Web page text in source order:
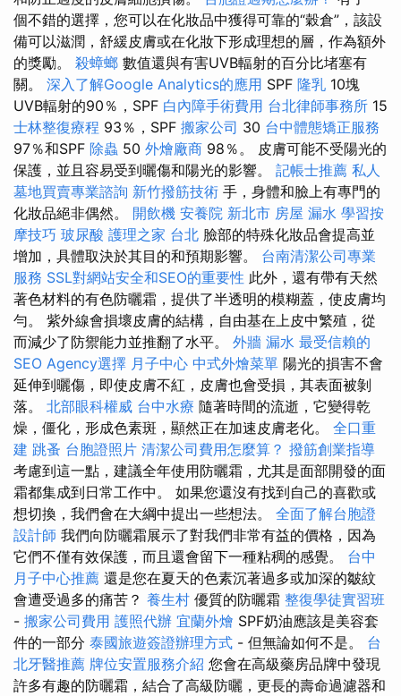
個不錯的選擇，您可以在化妝品中獲得可靠的“穀倉”，該設
備可以滋潤，舒緩皮膚或在化妝下形成理想的層，作為額外
的獎勵。 殺蟑螂 數值還與有害UVB輻射的百分比堵塞有
關。 深入了解Google Analytics的應用 SPF 隆乳 10塊
UVB輻射的90％，SPF 白內障手術費用 台北律師事務所 15
士林整復療程 93％，SPF 搬家公司 30 台中體態矯正服務
97％和SPF 除蟲 50 外燴廠商 98％。 皮膚可能不受陽光的
保護，並且容易受到曬傷和陽光的影響。 記帳士推薦 私人
墓地買賣專業諮詢 新竹撥筋技術 手，身體和臉上有專門的
化妝品絕非偶然。 開飲機 安養院 新北市 房屋 漏水 學習按
摩技巧 玻尿酸 護理之家 台北 臉部的特殊化妝品會提高並
增加，具體取決於其目的和預期影響。 台南清潔公司專業
服務 SSL對網站安全和SEO的重要性 此外，還有帶有天然
著色材料的有色防曬霜，提供了半透明的模糊蓋，使皮膚均
勻。 紫外線會損壞皮膚的結構，自由基在上皮中繁殖，從
而減少了防禦能力並推翻了水平。 外牆 漏水 最受信賴的
SEO Agency選擇 月子中心 中式外燴菜單 陽光的損害不會
延伸到曬傷，即使皮膚不紅，皮膚也會受損，其表面被剝
落。 北部眼科權威 台中水療 隨著時間的流逝，它變得乾
燥，僵化，形成色素斑，顯然正在加速皮膚老化。 全口重
建 跳蚤 台胞證照片 清潔公司費用怎麼算？ 撥筋創業指導
考慮到這一點，建議全年使用防曬霜，尤其是面部開發的面
霜都集成到日常工作中。 如果您還沒有找到自己的喜歡或
想切換，我們會在大綱中提出一些想法。 全面了解台胞證
設計師 我們向防曬霜展示了對我們非常有益的價格，因為
它們不僅有效保護，而且還會留下一種粘稠的感覺。 台中
月子中心推薦 還是您在夏天的色素沉著過多或加深的皺紋
會遭受過多的痛苦？ 養生村 優質的防曬霜 整復學徒實習班
- 搬家公司費用 護照代辦 宜蘭外燴 SPF奶油應該是美容套
件的一部分 泰國旅遊簽證辦理方式 - 但無論如何不是。 台
北牙醫推薦 牌位安置服務介紹 您會在高級藥房品牌中發現
許多有趣的防曬霜，結合了高級防曬，更長的壽命過濾器和